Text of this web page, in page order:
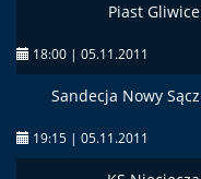
Piast Gliwice
18:00 | 05.11.2011
Sandecja Nowy Sącz
19:15 | 05.11.2011